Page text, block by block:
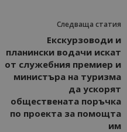
Следваща статия
Екскурзоводи и
планински водачи искат
от служебния премиер и
министъра на туризма
да ускорят
обществената поръчка
по проекта за помощта
им